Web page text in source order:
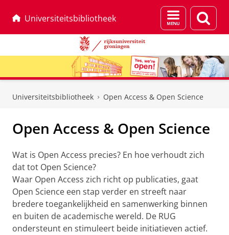
Universiteitsbibliotheek
Menu
en
Universiteitsbibliotheek Open Access & Open Science
Open Access & Open Science
Wat is Open Access precies? En hoe verhoudt zich
dat tot Open Science?
Waar Open Access zich richt op publicaties, gaat
Open Science een stap verder en streeft naar
bredere toegankelijkheid en samenwerking binnen
en buiten de academische wereld. De RUG
ondersteunt en stimuleert beide initiatieven actief.